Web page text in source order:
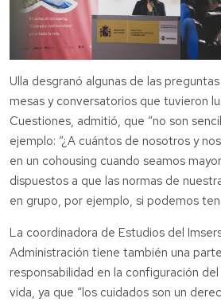
Ulla desgranó algunas de las
mesas y conversatorios que tuvieron
Cuestiones, admitió, que “no son
ejemplo: “¿A cuántos de nosotros y
en un cohousing cuando seamos
dispuestos a que las normas de
en grupo, por ejemplo, si podemos
La coordinadora de Estudios del
Administración tiene también una
responsabilidad en la configuración
vida, ya que “los cuidados son un